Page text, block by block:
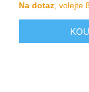
Na dotaz, volejte